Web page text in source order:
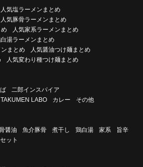
人気塩ラーメンまとめ
人気豚骨ラーメンまとめ
人気家系ラーメンまとめ
湯ラーメンまとめ
まとめ
人気醤油つけ麺まとめ
人気変わり種つけ麺まとめ
二郎インスパイア
TAKUMEN LABO カレー その他
醤油 魚介豚骨 煮干し 鶏白湯 家系
旨辛
ット